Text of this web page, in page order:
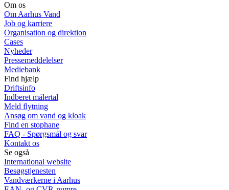
Om os
Om Aarhus Vand
Job og karriere
Organisation og direktion
Cases
Nyheder
Pressemeddelelser
Mediebank
Find hjælp
Driftsinfo
Indberet målertal
Meld flytning
Ansøg om vand og kloak
Find en stophane
FAQ - Spørgsmål og svar
Kontakt os
Se også
International website
Besøgstjenesten
Vandværkerne i Aarhus